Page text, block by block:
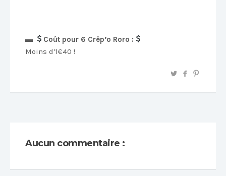
▬
Coût pour 6 Crêp’o Roro :
Moins d’1€40 !
Aucun commentaire :